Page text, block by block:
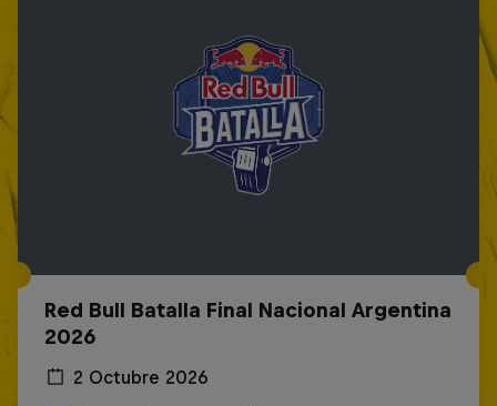
Red Bull Batalla Final Nacional Argentina
2026
2 Octubre 2026